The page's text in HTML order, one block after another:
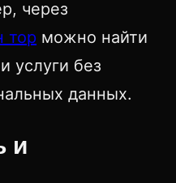
через
тор можно найти
услуги без
данных.
и